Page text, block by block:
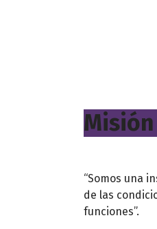
Misión
“Somos una
de las
funciones”.